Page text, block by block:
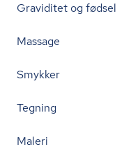
Graviditet og fødsel
Massage
Smykker
Tegning
Maleri